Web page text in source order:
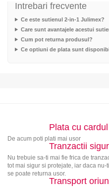
Intrebari frecvente
Ce este sutienul 2-in-1 Julimex?
Care sunt avantajele acestui
Cum pot returna produsul?
Ce optiuni de plata sunt
Plata cu cardul
De acum poti plati mai usor
Tranzactii
Nu trebuie sa-ti mai fie frica de
tot mai sigur si protejate, iar daca
se poate returna usor.
Transport